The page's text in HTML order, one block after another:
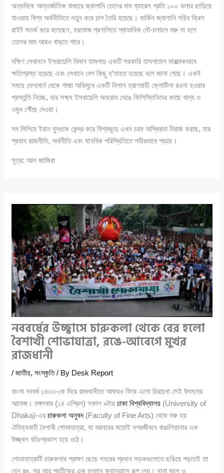
অন্যদিকে আন্তর্জাতিক বাজারে জ্বালানি তেলের দাম ব্যারেল প্রতি ১০০ ডলার ছাড়িয়ে
যাওয়ায় বিশ্ব অর্থনীতিতে নতুন করে চাপ তৈরি হয়েছে। মার্কিন জ্বালানি সচিব ক্রিস
রাইট সতর্ক করে বলেছেন, হরমোজ প্রণালিতে স্বাভাবিক নৌ-চলাচল শুরু না হলে
তেলের দাম আরও বাড়তে পারে।
দক্ষিণ লেবাননে ইসরায়েলি বিমান হামলায় একটি সরকারি হাসপাতাল মারাত্মকভাবে
ক্ষতিগ্রস্ত হয়েছে এবং সেখানে বেশ কিছু হ’তাহত হয়েছে বলে জানা গেছে। একই
সময়ে মেলবোর্ন থেকে গাজা অভিমুখে একটি বিশাল ত্রাণবাহী ফ্লোটিলা রওনা হওয়ার
প্রস্তুতি নিচ্ছে, যার লক্ষ্য ইসরায়েলি অবরোধ ভেঙে ফিলিস্তিনিদের কাছে খাদ্য ও
ওষুধ পৌঁছে দেওয়া।
সব মিলিয়ে ইরান যুদ্ধকে কেন্দ্র করে বিশ্বজুড়ে এখন চরম অস্থিরতা বিরাজ করছে, যার
প্রভাব রাজনীতি, অর্থনীতি এবং মানবিক পরিস্থিতিতে গভীরভাবে পড়ছে।
সূত্র: আল জাজিরা
নববর্ষের উচ্ছ্বাসে চারুকলা থেকে বের হলো
বৈশাখী শোভাযাত্রা, রঙে-আবেগে মুখর
রাজধানী
/জাতীয়,সংস্কৃতি/ By Desk Report
বাংলা নববর্ষ ১৪৩৩-কে ঘিরে রাজধানীতে আবারও ফিরে এলো চিরচেনা সেই উৎসবের
আমেজ। মঙ্গলবার (১৪ এপ্রিল) সকাল ৯টায়ঢাকা বিশ্ববিদ্যালয় (University of
Dhaka)-এরচারুকলা অনুষদ(Faculty of Fine Arts) থেকে শুরু হয়
ঐতিহ্যবাহী বৈশাখী শোভাযাত্রা, যা বরাবরের মতোই নগরজীবনে বাঙালিয়ানার এক
উজ্জ্বল বহিঃপ্রকাশ হয়ে ওঠে।
শোভাযাত্রাটি চারুকলার প্রাঙ্গণ ছেড়ে শহরের প্রধান সড়কগুলোতে ছড়িয়ে পড়তেই তা
যেন রঙ, সুর আর প্রতীকের এক চলমান ক্যানভাসে রূপ নেয়। নানা বয়স ও